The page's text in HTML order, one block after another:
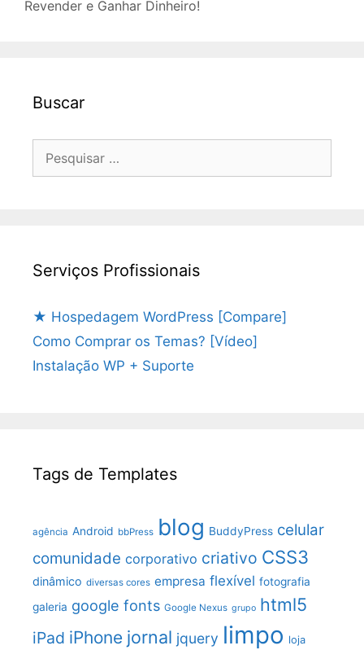
Revender e Ganhar Dinheiro!
Buscar
por:
Serviços Profissionais
★ Hospedagem WordPress [Compare]
Como Comprar os Temas? [Vídeo]
Instalação WP + Suporte
Tags de Templates
agência Android bbPress blog BuddyPress celular
comunidade corporativo criativo CSS3
dinâmico diversas cores empresa flexível fotografia
galeria google fonts Google Nexus grupo html5
iPad iPhone jornal jquery limpo loja